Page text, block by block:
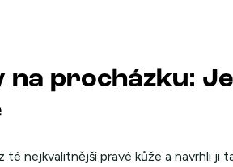
na procházku:
té nejkvalitnější pravé kůže a navrhli ji